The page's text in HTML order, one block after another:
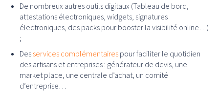
De nombreux autres outils digitaux (Tableau de bord,
attestations électroniques, widgets, signatures
électroniques, des packs pour booster la visibilité online…)
;
Des services complémentaires pour faciliter le quotidien
des artisans et entreprises : générateur de devis, une
market place, une centrale d’achat, un comité
d’entreprise…